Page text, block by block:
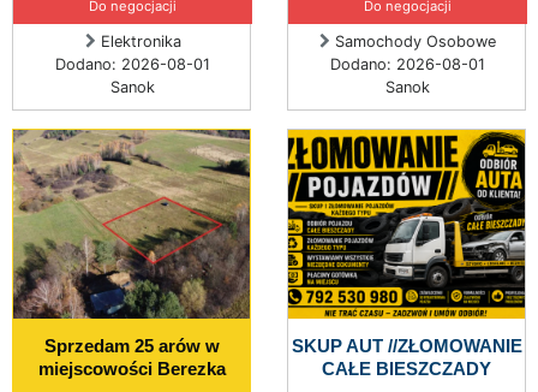
Do negocjacji
Elektronika
Dodano: 2026-08-01
Sanok
Do negocjacji
Samochody Osobowe
Dodano: 2026-08-01
Sanok
Sprzedam 25 arów w
miejscowości Berezka
SKUP AUT //ZŁOMOWANIE
CAŁE BIESZCZADY